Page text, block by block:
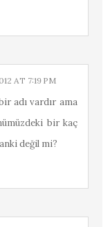
AT 7:19 PM
adı vardır ama
bir kaç
değil mi?